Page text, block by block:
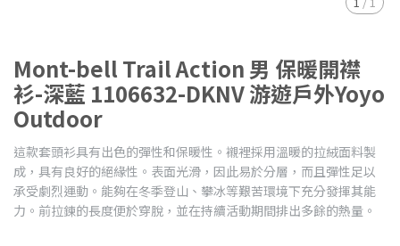
Mont-bell Trail Action 男 保暖開襟
衫-深藍 1106632-DKNV 游遊戶外Yoyo
Outdoor
這款套頭衫具有出色的彈性和保暖性。襯裡採用溫暖的拉絨面料製
成，具有良好的絕緣性。表面光滑，因此易於分層，而且彈性足以
承受劇烈運動。能夠在冬季登山、攀冰等艱苦環境下充分發揮其能
力。前拉鍊的長度便於穿脫，並在持續活動期間排出多餘的熱量。